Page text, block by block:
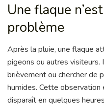
Une flaque
problème
Après la pluie, une flaque
pigeons ou autres visiteurs.
brièvement ou chercher de
humides. Cette observation
disparaît en quelques